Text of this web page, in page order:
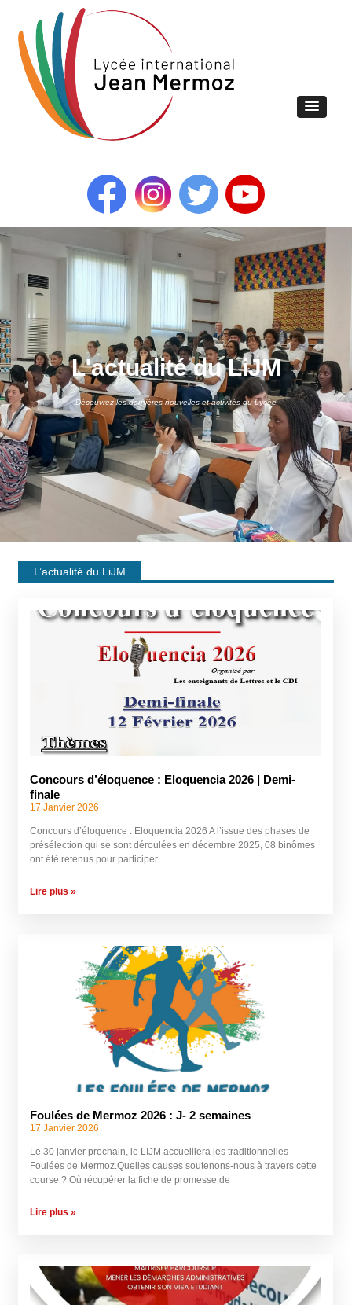
L'actualité du LiJM
Découvrez les dernières nouvelles et activités du Lycée
L’actualité du LiJM
Concours d’éloquence : Eloquencia 2026 | Demi-
finale
17 Janvier 2026
Concours d’éloquence : Eloquencia 2026 A l’issue des phases de
présélection qui se sont déroulées en décembre 2025, 08 binômes
ont été retenus pour participer
Lire plus »
Foulées de Mermoz 2026 : J- 2 semaines
17 Janvier 2026
Le 30 janvier prochain, le LIJM accueillera les traditionnelles
Foulées de Mermoz.Quelles causes soutenons-nous à travers cette
course ? Où récupérer la fiche de promesse de
Lire plus »